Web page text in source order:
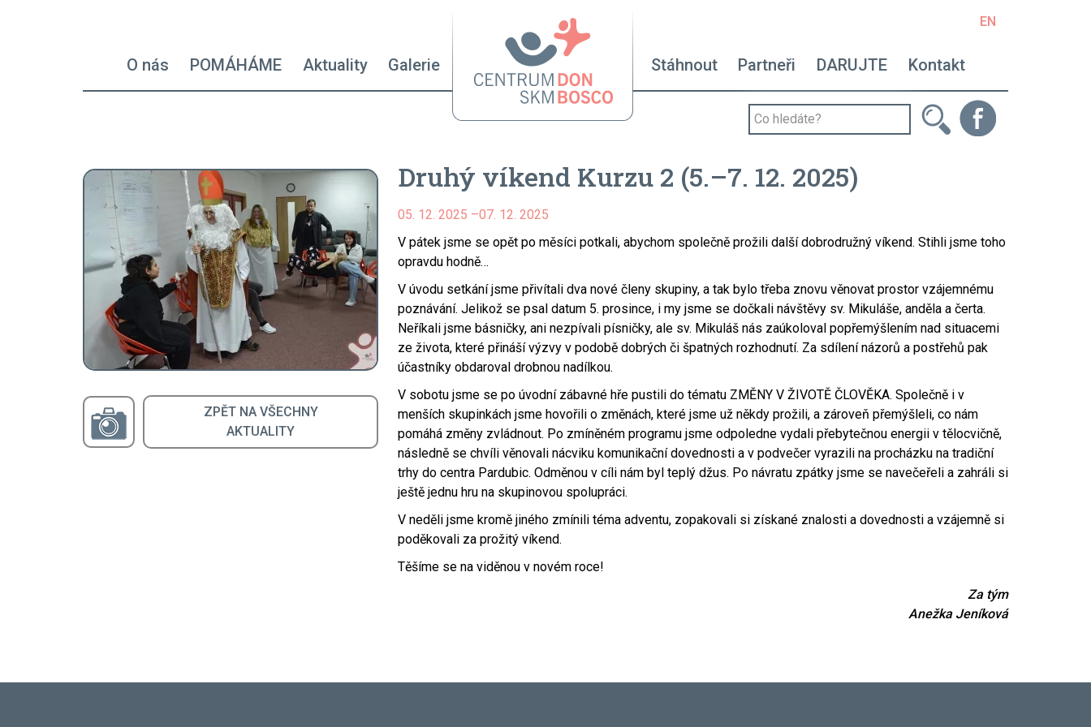
Hlavní navigace - left
O nás POMÁHÁME Aktuality Galerie Hlavní navigace - right
Stáhnout Partneři DARUJTE Kontakt
EN
ZPĚT NA VŠECHNY
AKTUALITY
Druhý víkend Kurzu 2 (5.–7. 12. 2025)
05. 12. 2025 –07. 12. 2025
V pátek jsme se opět po měsíci potkali, abychom společně prožili další dobrodružný víkend. Stihli jsme toho
opravdu hodně…
V úvodu setkání jsme přivítali dva nové členy skupiny, a tak bylo třeba znovu věnovat prostor vzájemnému
poznávání. Jelikož se psal datum 5. prosince, i my jsme se dočkali návštěvy sv. Mikuláše, anděla a čerta.
Neříkali jsme básničky, ani nezpívali písničky, ale sv. Mikuláš nás zaúkoloval popřemýšlením nad situacemi
ze života, které přináší výzvy v podobě dobrých či špatných rozhodnutí. Za sdílení názorů a postřehů pak
účastníky obdaroval drobnou nadílkou.
V sobotu jsme se po úvodní zábavné hře pustili do tématu ZMĚNY V ŽIVOTĚ ČLOVĚKA. Společně i v
menších skupinkách jsme hovořili o změnách, které jsme už někdy prožili, a zároveň přemýšleli, co nám
pomáhá změny zvládnout. Po zmíněném programu jsme odpoledne vydali přebytečnou energii v tělocvičně,
následně se chvíli věnovali nácviku komunikační dovednosti a v podvečer vyrazili na procházku na tradiční
trhy do centra Pardubic. Odměnou v cíli nám byl teplý džus. Po návratu zpátky jsme se navečeřeli a zahráli si
ještě jednu hru na skupinovou spolupráci.
V neděli jsme kromě jiného zmínili téma adventu, zopakovali si získané znalosti a dovednosti a vzájemně si
poděkovali za prožitý víkend.
Těšíme se na viděnou v novém roce!
Za tým
Anežka Jeníková